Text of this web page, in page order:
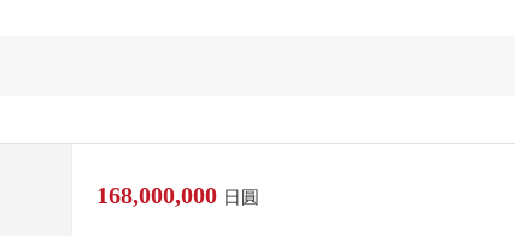
168,000,000 日圓